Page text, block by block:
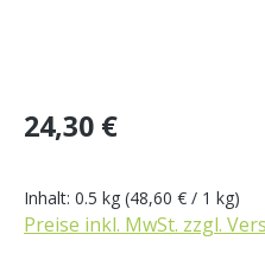
Regulärer Preis:
24,30 €
Inhalt: 0.5 kg (48,60 € / 1 kg)
Preise inkl. MwSt. zzgl.